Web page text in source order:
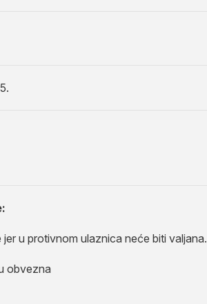
u protivnom ulaznica neće biti valjana.
obvezna